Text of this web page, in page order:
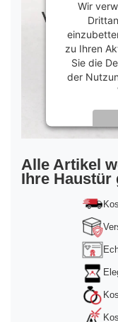
Wir
zu Ihren
Sie die
der
Alle Artikel
Ihre Haustür